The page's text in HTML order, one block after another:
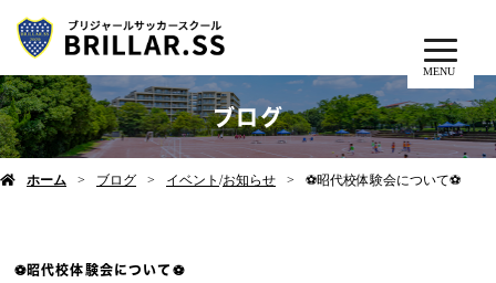
MENU
ブログ
ホーム ブログ イベント /お知らせ ⚽️昭代校体験会について⚽️
⚽️昭代校体験会について⚽️